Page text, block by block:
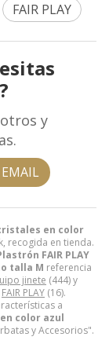
cristales en color
recogida en tienda.
FAIR PLAY
talla M referencia
jinete (444) y
FAIR PLAY (16).
a
en color azul
y Accesorios".
FAIR PLAY
y